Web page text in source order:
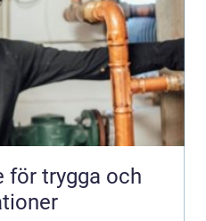
för trygga och